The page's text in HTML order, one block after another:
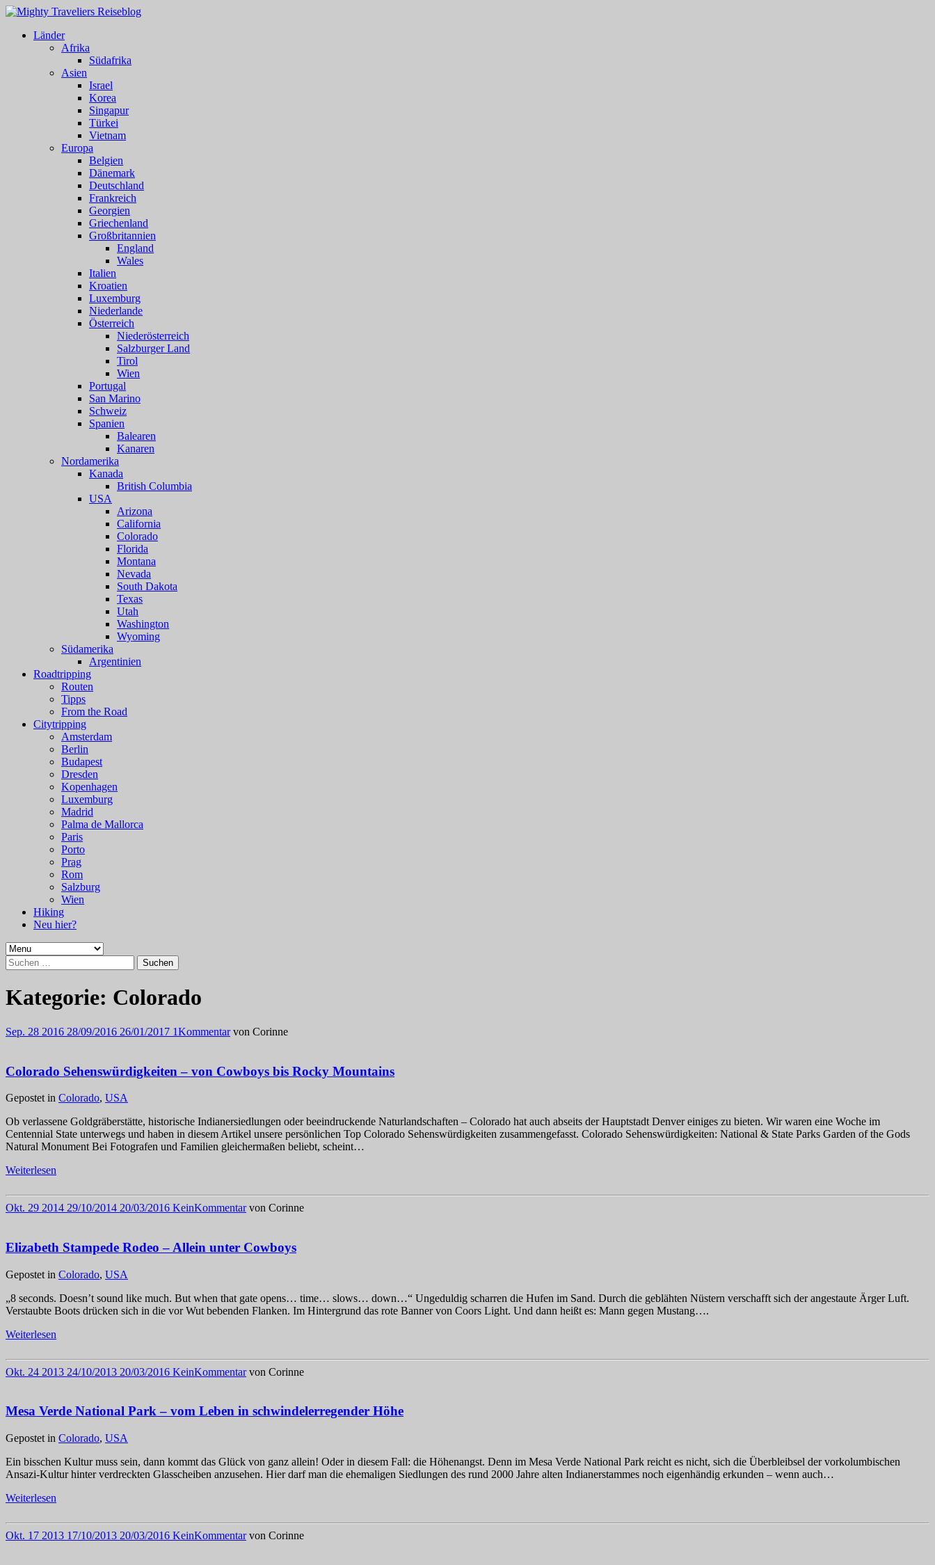
Länder
Afrika
Südafrika
Asien
Israel
Korea
Singapur
Türkei
Vietnam
Europa
Belgien
Dänemark
Deutschland
Frankreich
Georgien
Griechenland
Großbritannien
England
Wales
Italien
Kroatien
Luxemburg
Niederlande
Österreich
Niederösterreich
Salzburger Land
Tirol
Wien
Portugal
San Marino
Schweiz
Spanien
Balearen
Kanaren
Nordamerika
Kanada
British Columbia
USA
Arizona
California
Colorado
Florida
Montana
Nevada
South Dakota
Texas
Utah
Washington
Wyoming
Südamerika
Argentinien
Roadtripping
Routen
Tipps
From the Road
Citytripping
Amsterdam
Berlin
Budapest
Dresden
Kopenhagen
Luxemburg
Madrid
Palma de Mallorca
Paris
Porto
Prag
Rom
Salzburg
Wien
Hiking
Neu hier?
Suchen
nach:
Kategorie: Colorado
Sep. 28 2016 28/09/2016 26/01/2017 1Kommentar von Corinne
Colorado Sehenswürdigkeiten – von Cowboys bis Rocky Mountains
Gepostet in Colorado, USA
Ob verlassene Goldgräberstätte, historische Indianersiedlungen oder beeindruckende Naturlandschaften – Colorado hat auch abseits der Hauptstadt Denver einiges zu bieten. Wir waren eine Woche im
Centennial State unterwegs und haben in diesem Artikel unsere persönlichen Top Colorado Sehenswürdigkeiten zusammengefasst. Colorado Sehenswürdigkeiten: National & State Parks Garden of the Gods
Natural Monument Bei Fotografen und Familien gleichermaßen beliebt, scheint…
Weiterlesen
Okt. 29 2014 29/10/2014 20/03/2016 KeinKommentar von Corinne
Elizabeth Stampede Rodeo – Allein unter Cowboys
Gepostet in Colorado, USA
„8 seconds. Doesn’t sound like much. But when that gate opens… time… slows… down…“ Ungeduldig scharren die Hufen im Sand. Durch die geblähten Nüstern verschafft sich der angestaute Ärger Luft.
Verstaubte Boots drücken sich in die vor Wut bebenden Flanken. Im Hintergrund das rote Banner von Coors Light. Und dann heißt es: Mann gegen Mustang….
Weiterlesen
Okt. 24 2013 24/10/2013 20/03/2016 KeinKommentar von Corinne
Mesa Verde National Park – vom Leben in schwindelerregender Höhe
Gepostet in Colorado, USA
Ein bisschen Kultur muss sein, dann kommt das Glück von ganz allein! Oder in diesem Fall: die Höhenangst. Denn im Mesa Verde National Park reicht es nicht, sich die Überbleibsel der vorkolumbischen
Ansazi-Kultur hinter verdreckten Glasscheiben anzusehen. Hier darf man die ehemaligen Siedlungen des rund 2000 Jahre alten Indianerstammes noch eigenhändig erkunden – wenn auch…
Weiterlesen
Okt. 17 2013 17/10/2013 20/03/2016 KeinKommentar von Corinne